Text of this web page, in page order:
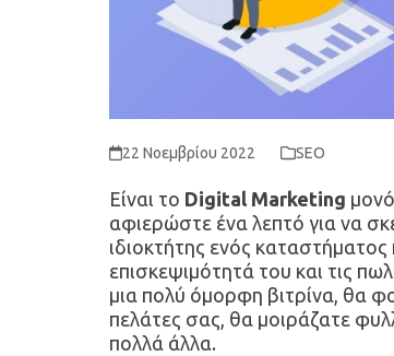
22 Νοεμβρίου 2022 SEO
Είναι το Digital Marketing
αφιερώστε ένα λεπτό για να
ιδιοκτήτης ενός
επισκεψιμότητά του και τις
μια πολύ όμορφη βιτρίνα, θα
πελάτες σας, θα μοιράζατε
πολλά άλλα.